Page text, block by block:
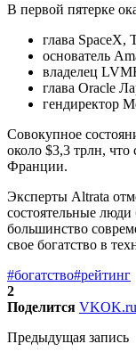
В первой пятерке
глава
основатель
владелец
глава Oracle
гендиректор
Совокупное
около $3,3 трлн,
Франции.
Эксперты Altrata
состоятельные
большинство
свое богатство в
#богатство#рейтинг
2
Поделится VKOK.ru
Предыдущая запись